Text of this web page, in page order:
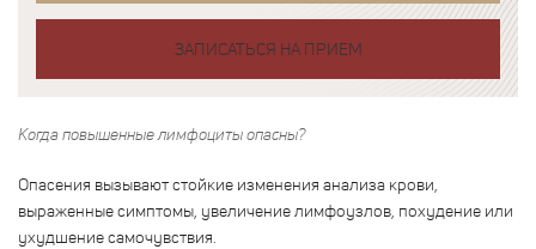
ЗАПИСАТЬСЯ НА ПРИЕМ
Когда повышенные лимфоциты опасны?
Опасения вызывают стойкие изменения анализа крови,
выраженные симптомы, увеличение лимфоузлов, похудение или
ухудшение самочувствия.